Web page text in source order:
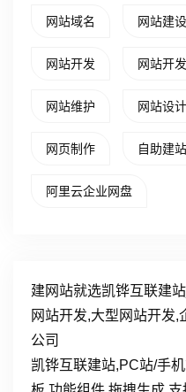
网站域名 网站建设
网站开发 网站开
网站维护 网站设
网页制作 自助建站
阿里云企业网盘
建网站就选凯铧互联建
网站开发,大型网站开发,
公司
凯铧互联建站,PC站/手